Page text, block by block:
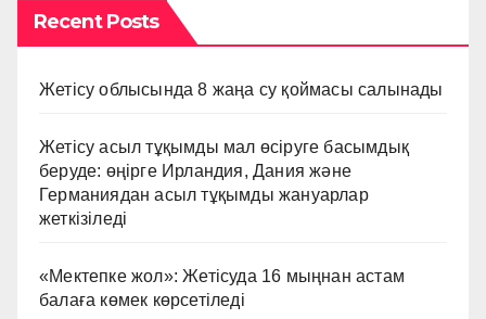
Recent Posts
Жетісу облысында 8 жаңа су қоймасы салынады
Жетісу асыл тұқымды мал өсіруге басымдық
беруде: өңірге Ирландия, Дания және
Германиядан асыл тұқымды жануарлар
жеткізіледі
«Мектепке жол»: Жетісуда 16 мыңнан астам
балаға көмек көрсетіледі